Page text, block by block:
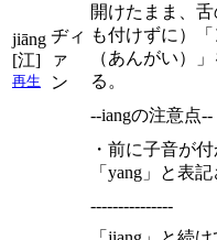
jiāng
[江]
再生
ヂィ
ァ
ン
開けたまま、
も付けずに）
（あんがい）
る。
--iangの注意点--
・前に子音が
「yang」と表
---------------